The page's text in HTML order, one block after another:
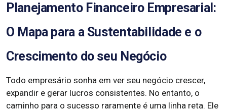
Planejamento Financeiro Empresarial:
O Mapa para a Sustentabilidade e o
Crescimento do seu Negócio
Todo empresário sonha em ver seu negócio crescer,
expandir e gerar lucros consistentes. No entanto, o
caminho para o sucesso raramente é uma linha reta. Ele